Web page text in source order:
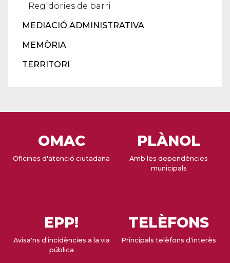
Regidories de barri
MEDIACIÓ ADMINISTRATIVA
MEMÒRIA
TERRITORI
OMAC
Oficines d'atenció ciutadana
PLÀNOL
Amb les dependències
municipals
EPP!
Avisa'ns d'incidències a la via
pública
TELÈFONS
Principals telèfons d'interès